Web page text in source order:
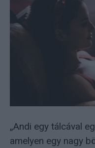
„Andi egy tálcával
amelyen egy nagy